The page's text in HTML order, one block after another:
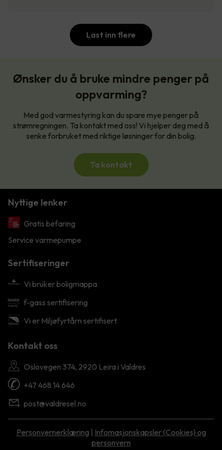
Last inn flere
Ønsker du å bruke mindre penger på
oppvarming?
Med god varmestyring kan du spare mye penger på
strømregningen. Ta kontakt med oss! Vi hjelper deg med å
senke forbruket med riktige løsninger for din bolig.
Ta kontakt
Nyttige lenker
Gratis befaring
Service varmepumpe
Sertifiseringer
Vi bruker boligmappa
f-gass sertifisering
Vi er Miljøfyrtårn sertifisert
Kontakt oss
Oslovegen 374, 2920 Leira i Valdres
+47 468 14 646
post@valdresel.no
Personvernerklæring | Infomasjonskapsler (Cookies) og
personvern